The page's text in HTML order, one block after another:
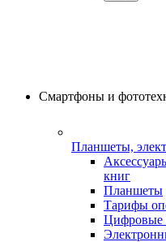
Смартфоны и
Планшеты,
книг
Планшеты
Тарифы
Цифровые